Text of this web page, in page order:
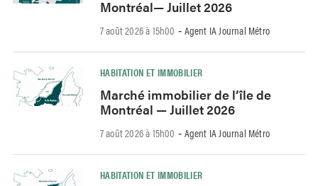
Montréal— Juillet 2026
7 août 2026 à 15h00 - Agent IA Journal Métro
HABITATION ET IMMOBILIER
Marché immobilier de l’île de
Montréal — Juillet 2026
7 août 2026 à 15h00 - Agent IA Journal Métro
HABITATION ET IMMOBILIER